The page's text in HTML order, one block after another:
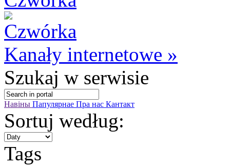
Kanały internetowe »
Szukaj w serwisie
Навіны Папулярнае Пра нас Кантакт
Sortuj według:
Tags